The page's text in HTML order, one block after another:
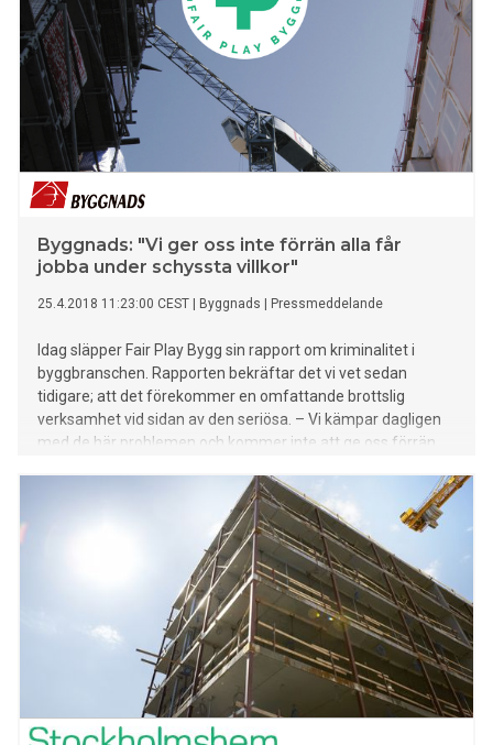
Byggnads: "Vi ger oss inte förrän alla får
jobba under schyssta villkor"
25.4.2018 11:23:00 CEST Byggnads Pressmeddelande
Idag släpper Fair Play Bygg sin rapport om kriminalitet i
byggbranschen. Rapporten bekräftar det vi vet sedan
tidigare; att det förekommer en omfattande brottslig
verksamhet vid sidan av den seriösa. – Vi kämpar dagligen
med de här problemen och kommer inte att ge oss förrän
säger Byggnads förbundsordförande Johan Lindholm.